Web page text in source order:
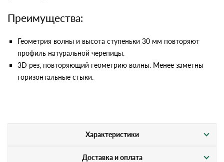
Преимущества:
Геометрия волны и высота ступеньки 30 мм повторяют
профиль натуральной черепицы.
3D рез, повторяющий геометрию волны. Менее заметны
горизонтальные стыки.
Характеристики
Доставка и оплата